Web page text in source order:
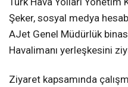
Şeker, sosyal medya
AJet Genel Müdürlük
Havalimanı yerleşkesini
Ziyaret kapsamında